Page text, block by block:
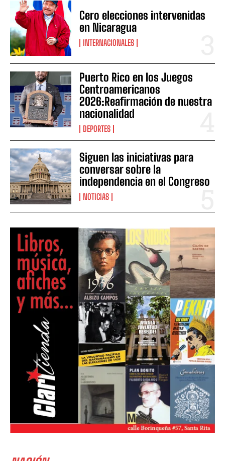
Cero elecciones intervenidas
en Nicaragua
INTERNACIONALES
Puerto Rico en los Juegos
Centroamericanos
2026:Reafirmación de nuestra
nacionalidad
DEPORTES
Siguen las iniciativas para
conversar sobre la
independencia en el Congreso
NOTICIAS